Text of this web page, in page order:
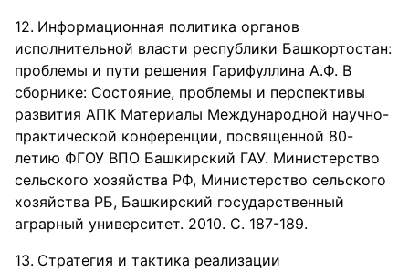
Информационная политика органов
исполнительной власти республики Башкортостан:
проблемы и пути решения Гарифуллина А.Ф. В
сборнике: Состояние, проблемы и перспективы
развития АПК Материалы Международной научно-
практической конференции, посвященной 80-
летию ФГОУ ВПО Башкирский ГАУ. Министерство
сельского хозяйства РФ, Министерство сельского
хозяйства РБ, Башкирский государственный
аграрный университет. 2010. С. 187-189.
Стратегия и тактика реализации